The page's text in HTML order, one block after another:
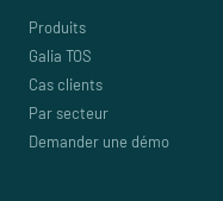
Produits
Galia TOS
Cas clients
Par secteur
Demander une démo